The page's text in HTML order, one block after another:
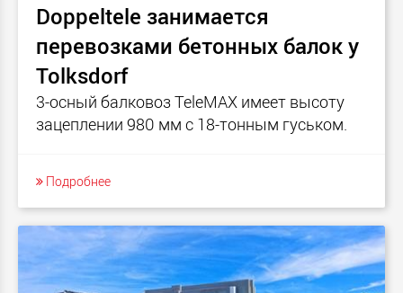
Doppeltele занимается
перевозками бетонных балок у
Tolksdorf
3-осный балковоз TeleMAX имеет высоту
зацеплении 980 мм с 18-тонным гуськом.
Подробнее